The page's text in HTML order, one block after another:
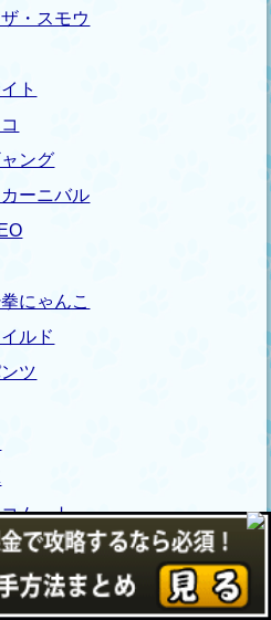
・スモウ
ト
ング
ーニバル
にゃんこ
ルド
ツ
ムート
ラ紹介まとめ 限定超激キ